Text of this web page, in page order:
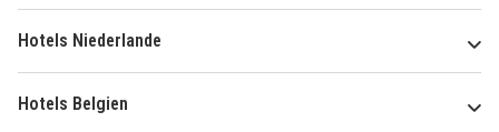
Hotels Niederlande
Hotels Belgien